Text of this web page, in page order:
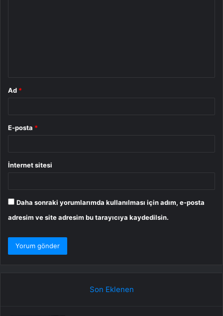
Ad *
E-posta *
İnternet sitesi
Daha sonraki yorumlarımda kullanılması için adım, e-posta
adresim ve site adresim bu tarayıcıya kaydedilsin.
Son Eklenen